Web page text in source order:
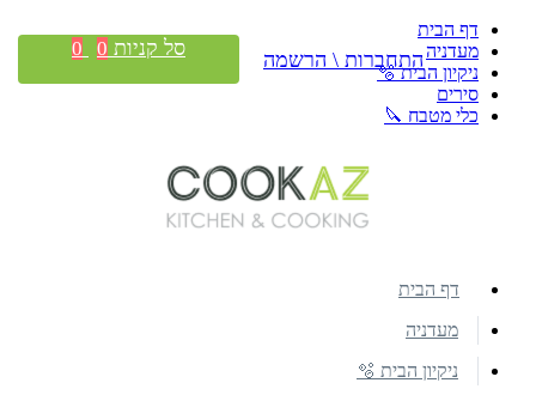
דף הבית
מעדניה
ניקיון הבית 🫧
סירים
כלי מטבח 🔪
התחברות \ הרשמה סל קניות 0
0
דף הבית
מעדניה
ניקיון הבית 🫧